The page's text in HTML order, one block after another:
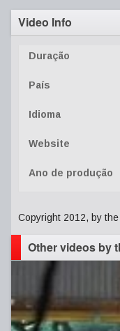
Video Info
Duração
País
Idioma
Website
Ano de produção
Copyright 2012, by
Other videos by